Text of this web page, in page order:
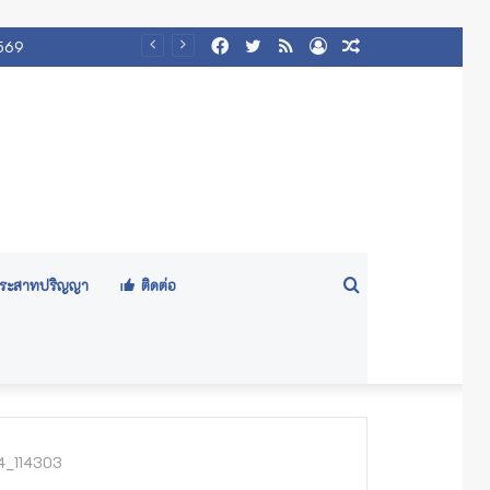
Log
RSS
Twitter
Facebook
ะสาทปริญญา ติดต่อ